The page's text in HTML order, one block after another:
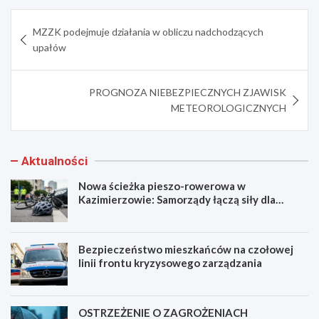
wpisu
MZZK podejmuje działania w obliczu nadchodzących
upałów
PROGNOZA NIEBEZPIECZNYCH ZJAWISK
METEOROLOGICZNYCH
Aktualności
Nowa ścieżka pieszo-rowerowa w
Kazimierzowie: Samorządy łączą siły dla
Bezpieczeństwo mieszkańców na czołowej
linii frontu kryzysowego zarządzania
OSTRZEŻENIE O ZAGROŻENIACH